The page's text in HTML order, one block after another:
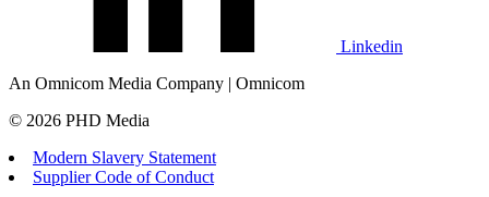
Linkedin
An Omnicom Media Company | Omnicom
© 2026 PHD Media
Modern Slavery Statement
Supplier Code of Conduct